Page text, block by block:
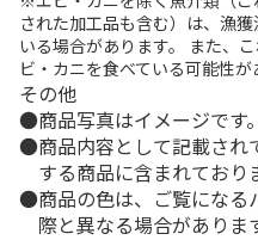
された加工品も含む）は、漁
いる場合があります。 また、
ビ・カニを食べている可能性が
その他
商品写真はイメージです。
商品内容として記載さ
する商品に含まれており
商品の色は、ご覧になる
際と異なる場合がありま